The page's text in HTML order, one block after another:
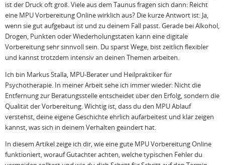
ist der Druck oft groß. Viele aus dem Taunus fragen sich dann: Reicht
eine MPU Vorbereitung Online wirklich aus? Die kurze Antwort ist: Ja,
wenn sie gut aufgebaut ist und zu deinem Fall passt. Gerade bei Alkohol,
Drogen, Punkten oder Wiederholungstaten kann eine digitale
Vorbereitung sehr sinnvoll sein. Du sparst Wege, bist zeitlich flexibler
und kannst trotzdem intensiv an deinen Themen arbeiten.
Ich bin Markus Stalla, MPU-Berater und Heilpraktiker für
Psychotherapie. In meiner Arbeit sehe ich immer wieder: Nicht die
Entfernung zur Beratungsstelle entscheidet über den Erfolg, sondern die
Qualität der Vorbereitung. Wichtig ist, dass du den MPU Ablauf
verstehst, deine eigene Geschichte ehrlich aufarbeitest und klar zeigen
kannst, was sich in deinem Verhalten geändert hat.
In diesem Artikel zeige ich dir, wie eine gute MPU Vorbereitung Online
funktioniert, worauf Gutachter achten, welche typischen Fehler du